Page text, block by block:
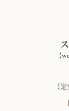
【
（